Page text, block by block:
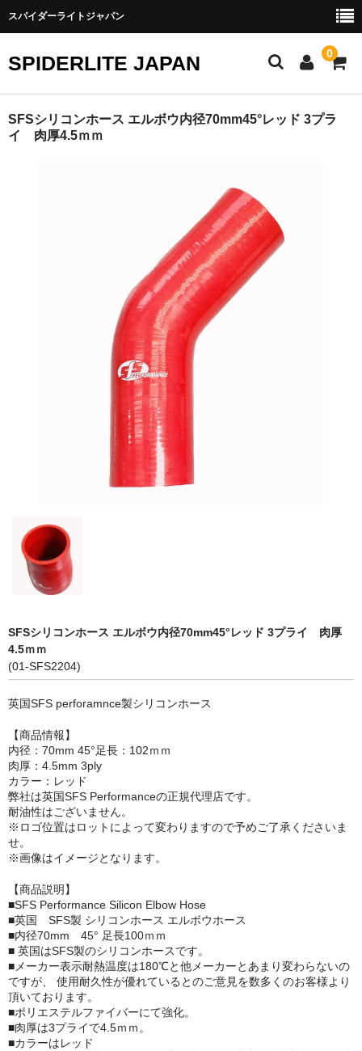
スパイダーライトジャパン
SPIDERLITE JAPAN 0
ホーム
LINK JAPAN
FUNK MOTORSPORT
お問い合わせ
Contact form
Sitemap
SFSシリコンホース エルボウ内径70mm45°レッド 3プラ
イ 肉厚4.5ｍｍ
SFSシリコンホース エルボウ内径70mm45°レッド 3プライ 肉厚
4.5ｍｍ
(01-SFS2204)
英国SFS perforamnce製シリコンホース
【商品情報】
内径：70mm 45°足長：102ｍｍ
肉厚：4.5mm 3ply
カラー：レッド
弊社は英国SFS Performanceの正規代理店です。
耐油性はございません。
※ロゴ位置はロットによって変わりますので予めご了承くださいま
せ。
※画像はイメージとなります。
【商品説明】
■SFS Performance Silicon Elbow Hose
■英国 SFS製 シリコンホース エルボウホース
■内径70mm 45° 足長100ｍｍ
■ 英国はSFS製のシリコンホースです。
■メーカー表示耐熱温度は180℃と他メーカーとあまり変わらないの
ですが、 使用耐久性が優れているとのご意見を数多くのお客様より
頂いております。
■ポリエステルファイバーにて強化。
■肉厚は3プライで4.5ｍｍ。
■カラーはレッド